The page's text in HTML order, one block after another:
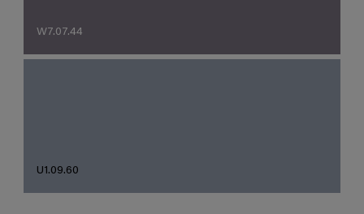
W7.07.44
U1.09.60